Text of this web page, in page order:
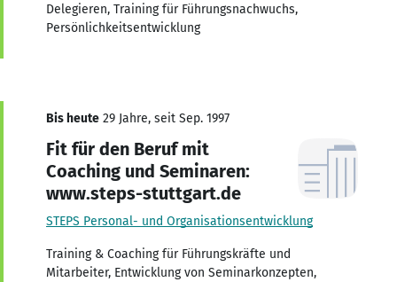
Delegieren, Training für Führungsnachwuchs,
Persönlichkeitsentwicklung
Bis heute 29 Jahre, seit Sep. 1997
Fit für den Beruf mit
Coaching und Seminaren:
www.steps-stuttgart.de
STEPS Personal- und Organisationsentwicklung
Training & Coaching für Führungskräfte und
Mitarbeiter, Entwicklung von Seminarkonzepten,